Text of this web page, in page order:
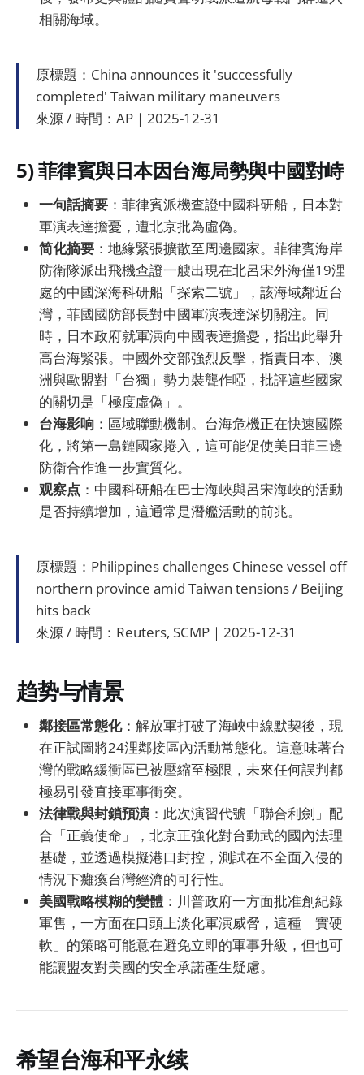
相關海域。
原標題：China announces it 'successfully
completed' Taiwan military maneuvers
來源 / 時間：AP｜2025-12-31
5) 菲律賓與日本因台海局勢與中國對峙
一句話摘要 ：菲律賓派機查證中國科研船，日本對
軍演表達擔憂，遭北京批為虛偽。
简化摘要 ：地緣緊張擴散至周邊國家。菲律賓海岸
防衛隊派出飛機查證一艘出現在北呂宋外海僅19浬
處的中國深海科研船「探索二號」，該海域鄰近台
灣，菲國國防部長對中國軍演表達深切關注。同
時，日本政府就軍演向中國表達擔憂，指出此舉升
高台海緊張。中國外交部強烈反擊，指責日本、澳
洲與歐盟對「台獨」勢力裝聾作啞，批評這些國家
的關切是「極度虛偽」。
台海影响 ：區域聯動機制。台海危機正在快速國際
化，將第一島鏈國家捲入，這可能促使美日菲三邊
防衛合作進一步實質化。
观察点 ：中國科研船在巴士海峽與呂宋海峽的活動
是否持續增加，這通常是潛艦活動的前兆。
原標題：Philippines challenges Chinese vessel off
northern province amid Taiwan tensions / Beijing
hits back
來源 / 時間：Reuters, SCMP｜2025-12-31
趋势与情景
鄰接區常態化：解放軍打破了海峽中線默契後，現
在正試圖將24浬鄰接區內活動常態化。這意味著台
灣的戰略緩衝區已被壓縮至極限，未來任何誤判都
極易引發直接軍事衝突。
法律戰與封鎖預演 ：此次演習代號「聯合利劍」配
合「正義使命」，北京正強化對台動武的國內法理
基礎，並透過模擬港口封控，測試在不全面入侵的
情況下癱瘓台灣經濟的可行性。
美國戰略模糊的變體 ：川普政府一方面批准創紀錄
軍售，一方面在口頭上淡化軍演威脅，這種「實硬
軟」的策略可能意在避免立即的軍事升級，但也可
能讓盟友對美國的安全承諾產生疑慮。
希望台海和平永续